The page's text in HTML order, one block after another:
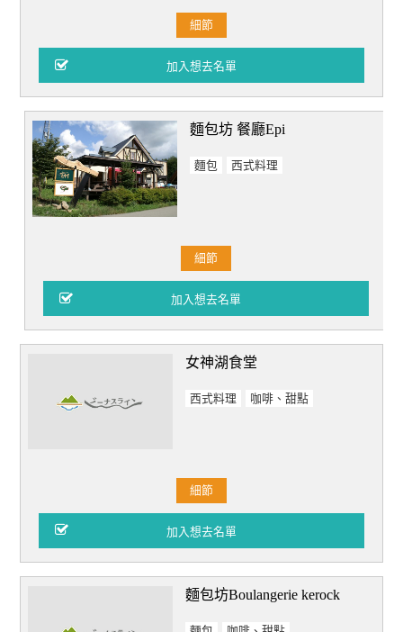
細節
麵包坊 餐廳Epi
麵包 西式料理
細節
女神湖食堂
西式料理 咖啡、甜點
細節
麵包坊Boulangerie kerock